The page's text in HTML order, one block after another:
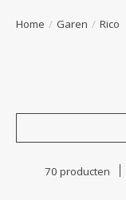
Home / Garen / Rico
70 producten